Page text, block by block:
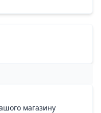
магазину